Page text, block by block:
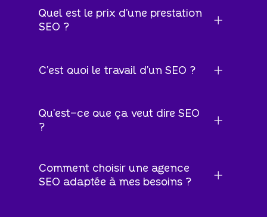
Quel est le prix d'une prestation
SEO ?
C'est quoi le travail d'un SEO ?
Qu'est-ce que ça veut dire SEO
?
Comment choisir une agence
SEO adaptée à mes besoins ?